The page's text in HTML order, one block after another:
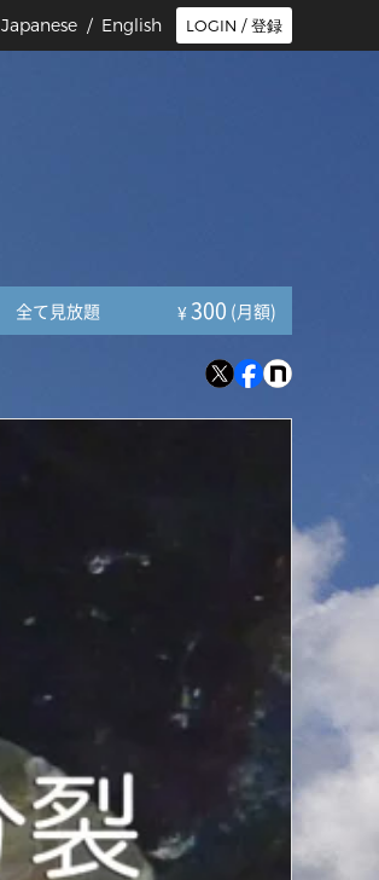
LOGIN / 登録
Japanese / English
全て見放題 ¥300 (月額)